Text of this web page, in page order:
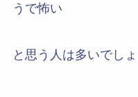
うで怖い
と思う人は多いでしょ